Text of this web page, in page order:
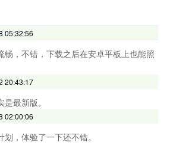
05:32:56
畅，不错，下载之后在安卓平板上也能照
20:43:17
最新版。
02:00:06
，体验了一下还不错。